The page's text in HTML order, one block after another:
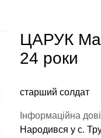
ЦАРУК
24 роки
старший солдат
Інформаційна
Народився у с.